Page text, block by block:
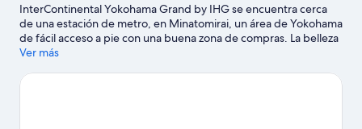
InterContinental Yokohama Grand by IHG se encuentra cerca
de una estación de metro, en Minatomirai, un área de Yokohama
de fácil acceso a pie con una buena zona de compras. La belleza
natural del área puede apreciarse en Bahía de Tokio y Parque
Yokohama Minato Mirai son lugares culturales destacados.
Ver más